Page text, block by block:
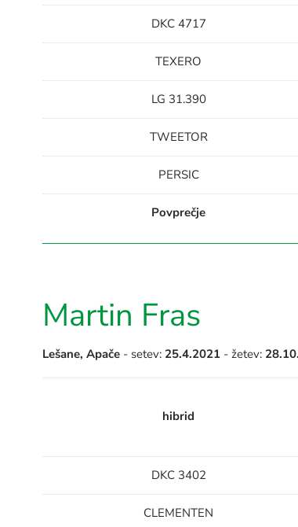
DKC 4717
TEXERO
LG 31.390
TWEETOR
PERSIC
Povprečje
Martin Fras
Lešane, Apače - setev: 25.4.2021 - žetev:
hibrid
DKC 3402
CLEMENTEN